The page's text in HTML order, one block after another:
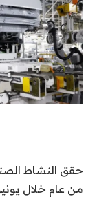
حقق النشاط
من عام خلال